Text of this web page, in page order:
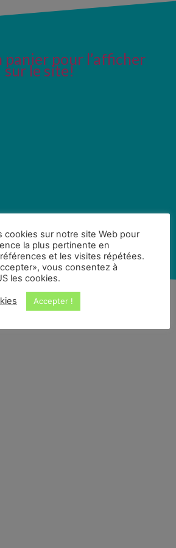
panier pour l’afficher
sur le site!
cookies sur notre site Web pour
la plus pertinente en
et les visites répétées.
vous consentez à
les cookies.
Accepter !